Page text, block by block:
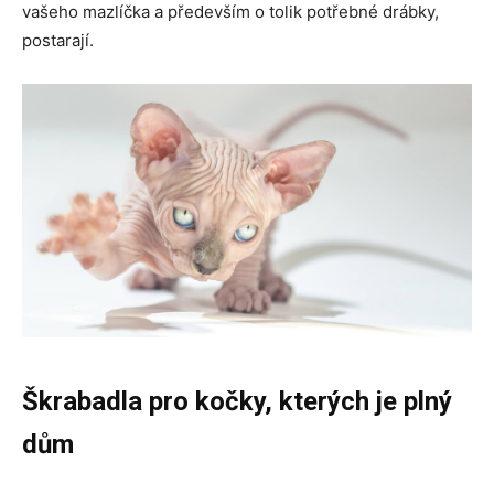
vašeho mazlíčka a především o tolik potřebné drábky,
postarají.
Škrabadla pro kočky, kterých je plný
dům